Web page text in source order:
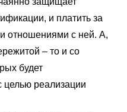
и платить за
отношениями с ней. А,
– то и со
будет
целью реализации